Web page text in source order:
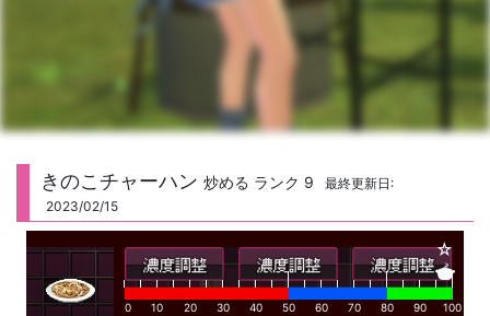
きのこチャーハン 炒める ランク 9
最終更新日:
2023/02/15
0 10 20 30 40 50 60 70 80 90 100
☆
🍲